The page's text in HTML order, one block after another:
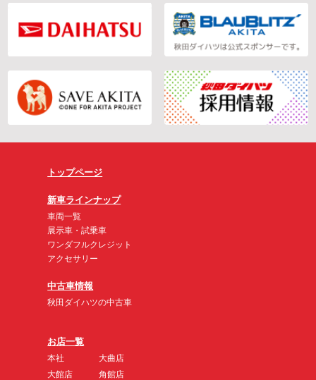
トップページ
新車ラインナップ
車両一覧
展示車・試乗車
ワンダフルクレジット
アクセサリー
中古車情報
秋田ダイハツの中古車
お店一覧
本社
大館店
大曲店
角館店